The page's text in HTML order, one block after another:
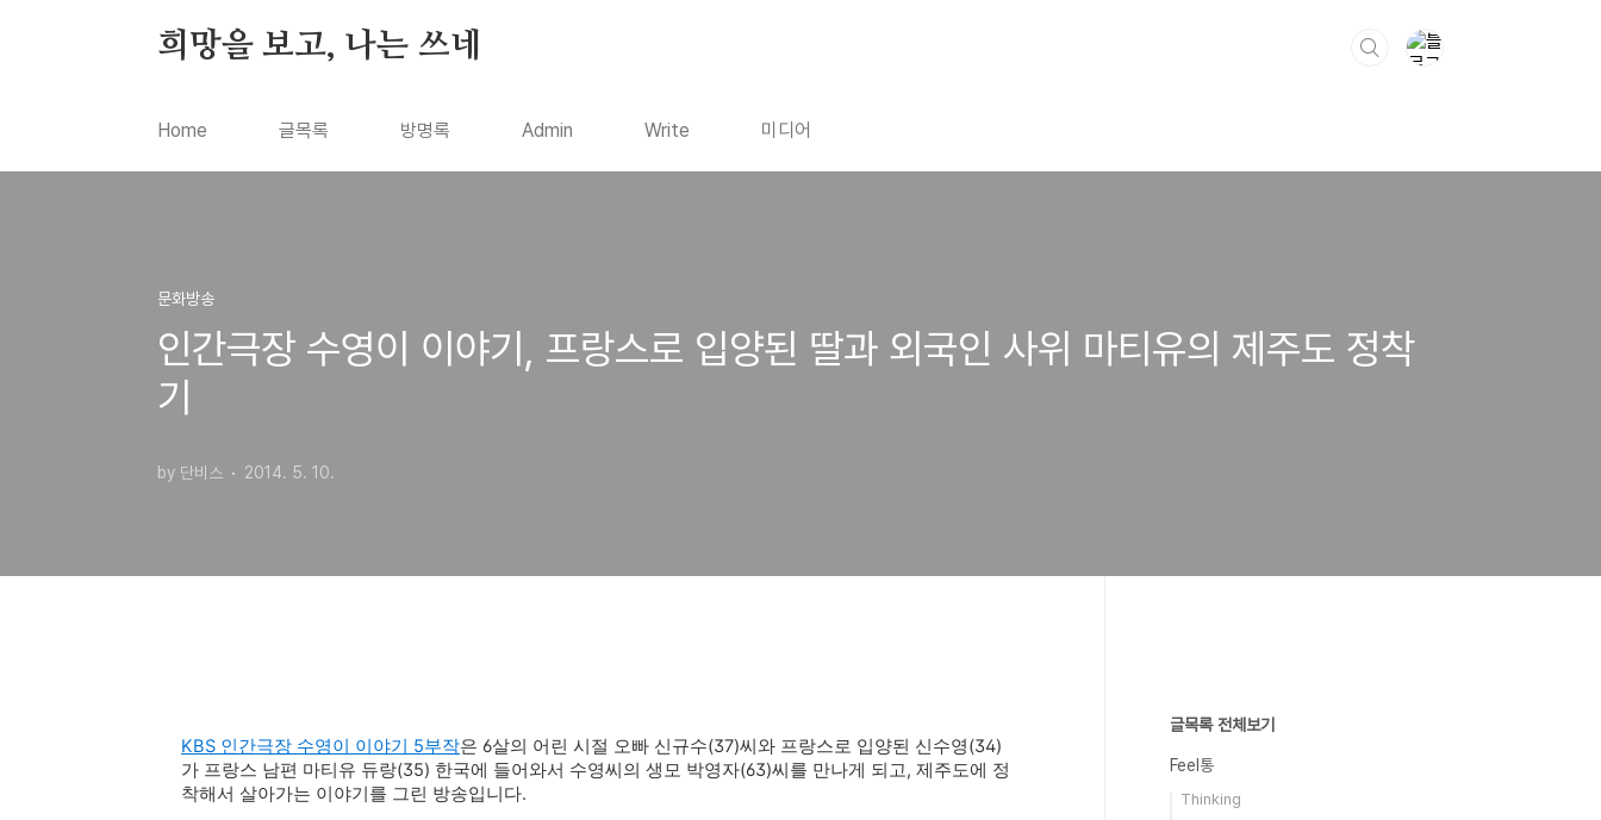
희망을 보고, 나는 쓰네
Home 글목록 방명록 Admin Write 미디어
문화방송
인간극장 수영이 이야기, 프랑스로 입양된 딸과 외국인 사위 마티유의 제주도 정착
기
by 단비스 2014. 5. 10.
KBS 인간극장 수영이 이야기 5부작은 6살의 어린 시절 오빠 신규수(37)씨와 프랑스로 입양된 신수영(34)
가 프랑스 남편 마티유 듀랑(35) 한국에 들어와서 수영씨의 생모 박영자(63)씨를 만나게 되고, 제주도에 정
착해서 살아가는 이야기를 그린 방송입니다.
글목록 전체보기
Feel통
Thinking